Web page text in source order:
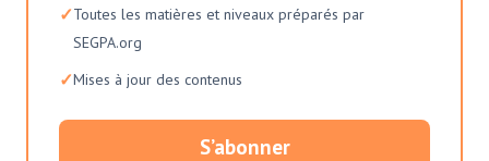
✓Toutes les matières et niveaux préparés par
SEGPA.org
✓Mises à jour des contenus
S’abonner